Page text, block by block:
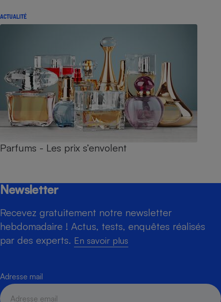
ACTUALITÉ
Parfums - Les prix s’envolent
Newsletter
Recevez gratuitement notre newsletter
hebdomadaire ! Actus, tests, enquêtes réalisés
par des experts. En savoir plus
Adresse mail